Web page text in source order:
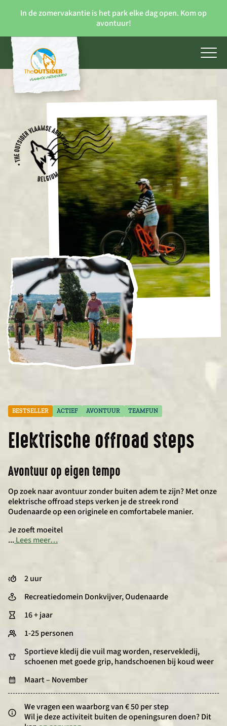
In de zomervakantie is het park elke dag open. Kom op
avontuur!
BESTSELLER ACTIEF AVONTUUR TEAMFUN
Elektrische offroad steps
Avontuur op eigen tempo
Op zoek naar avontuur zonder buiten adem te zijn? Met onze
elektrische offroad steps verken je de streek rond
Oudenaarde op een originele en comfortabele manier.
Je zoeft moeitel
...Lees meer…
2 uur
Recreatiedomein Donkvijver, Oudenaarde
16 + jaar
1-25 personen
Sportieve kledij die vuil mag worden, reservekledij,
schoenen met goede grip, handschoenen bij koud weer
Maart – November
We vragen een waarborg van € 50 per step
Wil je deze activiteit buiten de openingsuren doen? Dit